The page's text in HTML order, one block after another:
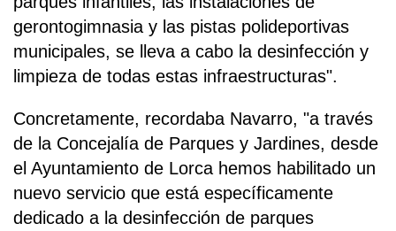
gerontogimnasia y las pistas polideportivas
municipales, se lleva a cabo la desinfección y
limpieza de todas estas infraestructuras".
Concretamente, recordaba Navarro, "a través
de la Concejalía de Parques y Jardines, desde
el Ayuntamiento de Lorca hemos habilitado un
nuevo servicio que está específicamente
dedicado a la desinfección de parques